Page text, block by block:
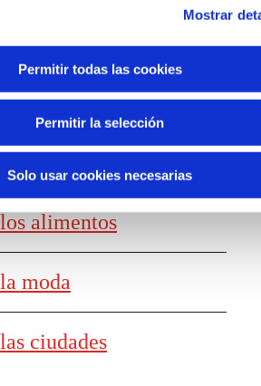
Mostrar
Permitir todas las cookies
Permitir la selección
Solo usar cookies necesarias
de
alimentos
moda
ciudades